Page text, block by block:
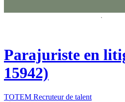
Parajuriste en
15942)
TOTEM Recruteur de talent